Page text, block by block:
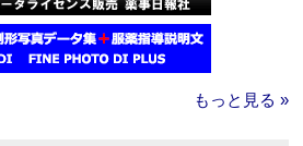
もっと見る »